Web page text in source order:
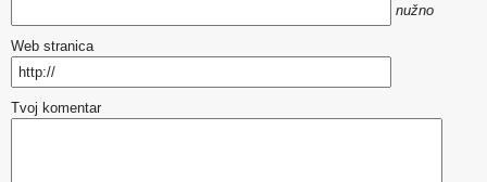
nužno
Web stranica
Tvoj komentar